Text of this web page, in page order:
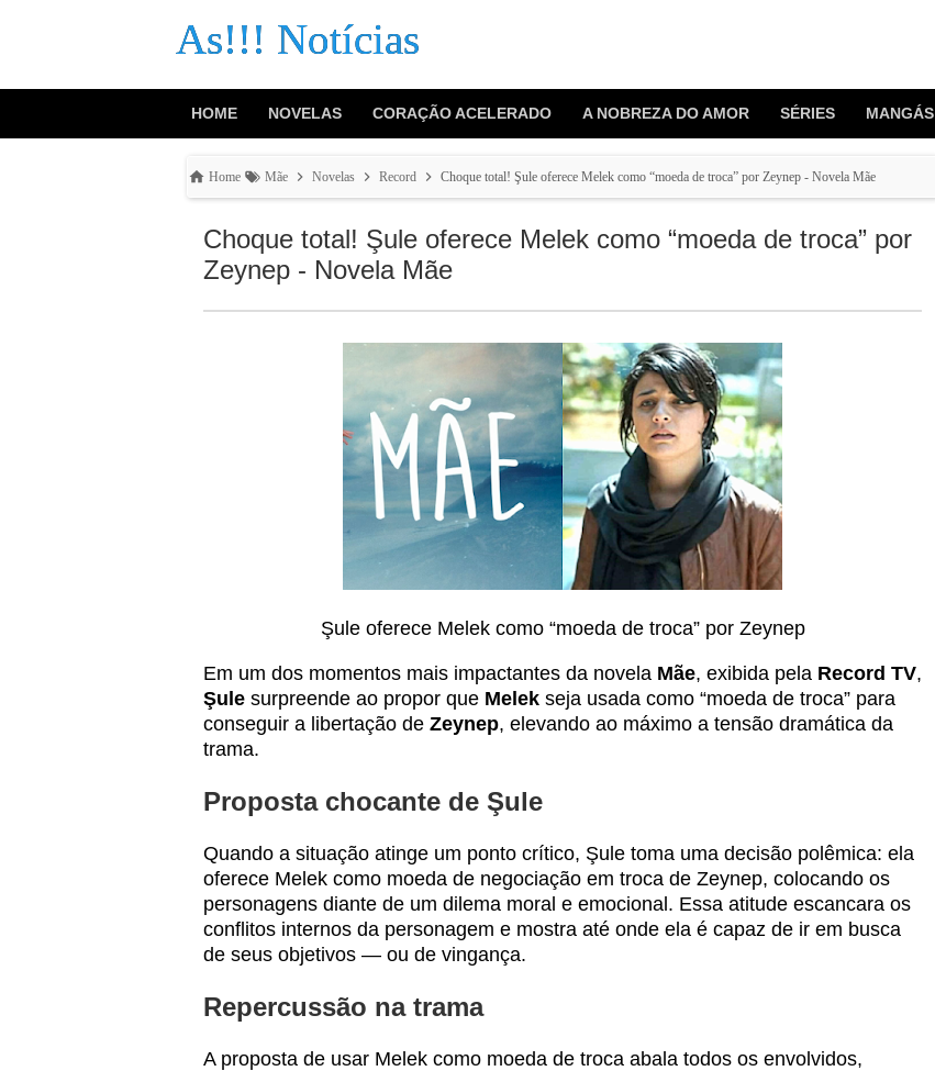
As!!! Notícias
HOME NOVELAS CORAÇÃO ACELERADO A NOBREZA DO AMOR SÉRIES MANGÁS
Home Mãe Novelas Record Choque total! Şule oferece Melek como “moeda de troca” por Zeynep - Novela Mãe
Choque total! Şule oferece Melek como “moeda de troca” por
Zeynep - Novela Mãe
Şule oferece Melek como “moeda de troca” por Zeynep
Em um dos momentos mais impactantes da novela Mãe, exibida pela Record TV,
Şule surpreende ao propor que Melek seja usada como “moeda de troca” para
conseguir a libertação de Zeynep, elevando ao máximo a tensão dramática da
trama.
Proposta chocante de Şule
Quando a situação atinge um ponto crítico, Şule toma uma decisão polêmica: ela
oferece Melek como moeda de negociação em troca de Zeynep, colocando os
personagens diante de um dilema moral e emocional. Essa atitude escancara os
conflitos internos da personagem e mostra até onde ela é capaz de ir em busca
de seus objetivos — ou de vingança.
Repercussão na trama
A proposta de usar Melek como moeda de troca abala todos os envolvidos,